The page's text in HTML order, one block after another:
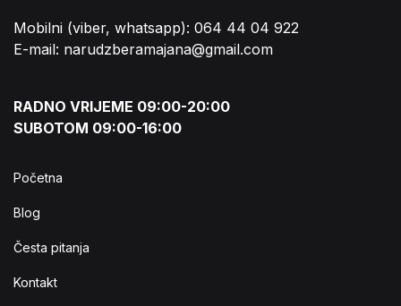
Mobilni (viber, whatsapp): 064 44 04 922
E-mail: narudzberamajana@gmail.com
RADNO VRIJEME 09:00-20:00
SUBOTOM 09:00-16:00
Početna
Blog
Česta pitanja
Kontakt